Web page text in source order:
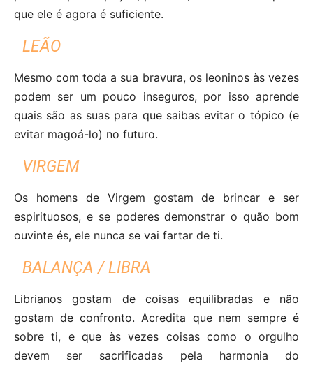
que ele é agora é suficiente.
LEÃO
Mesmo com toda a sua bravura, os leoninos às vezes
podem ser um pouco inseguros, por isso aprende
quais são as suas para que saibas evitar o tópico (e
evitar magoá-lo) no futuro.
VIRGEM
Os homens de Virgem gostam de brincar e ser
espirituosos, e se poderes demonstrar o quão bom
ouvinte és, ele nunca se vai fartar de ti.
BALANÇA / LIBRA
Librianos gostam de coisas equilibradas e não
gostam de confronto. Acredita que nem sempre é
sobre ti, e que às vezes coisas como o orgulho
devem ser sacrificadas pela harmonia do